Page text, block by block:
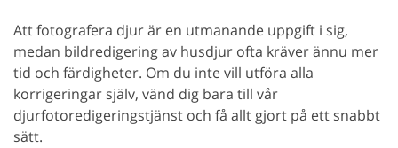
Att fotografera djur är en utmanande uppgift i sig,
medan bildredigering av husdjur ofta kräver ännu mer
tid och färdigheter. Om du inte vill utföra alla
korrigeringar själv, vänd dig bara till vår
djurfotoredigeringstjänst och få allt gjort på ett snabbt
sätt.